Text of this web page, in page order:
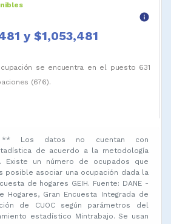
info
y $1,053,481
se encuentra en el puesto 631
(676).
** Los datos no cuentan con
de acuerdo a la metodología
Existe un número de ocupados que
posible asociar una ocupación dada la
de hogares GEIH. Fuente: DANE -
Hogares, Gran Encuesta Integrada de
de CUOC según parámetros del
estadístico Mintrabajo. Se usan